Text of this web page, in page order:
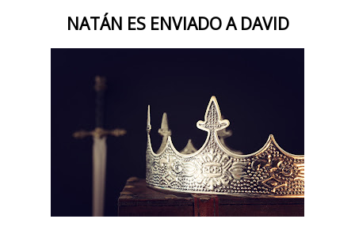
NATÁN ES ENVIADO A DAVID